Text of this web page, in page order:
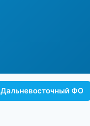
Дальневосточный ФО